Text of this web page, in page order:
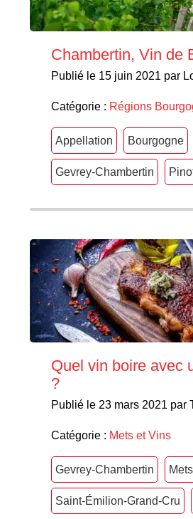
Chambertin, Vin de
Publié le 15 juin 2021 par
Catégorie : Régions
Appellation Bourgogne
Gevrey-Chambertin
Quel vin boire avec
?
Publié le 23 mars 2021 par
Catégorie : Mets et Vins
Gevrey-Chambertin
Saint-Émilion-Grand-Cru